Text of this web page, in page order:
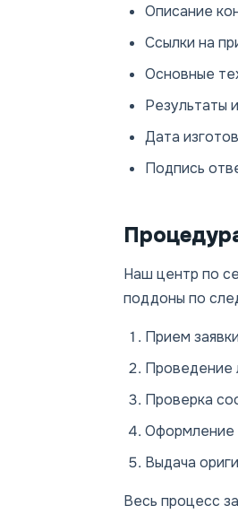
Описание
Ссылки на
Основные
Результаты
Дата
Подпись
Наш центр по
поддоны по
Прием
Проведение
Проверка
Оформление
Выдача
Весь процесс